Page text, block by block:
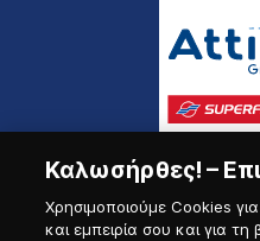
Καλωσήρθες! –
Χρησιμοποιούμε Cookies
και εμπειρία σου και για